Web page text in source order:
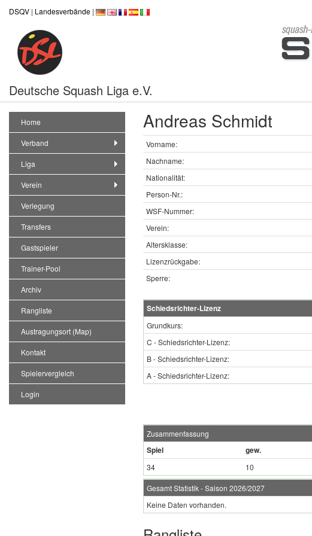
DSQV | Landesverbände |
Deutsche Squash Liga e.V.
Home
Verband
Liga
Verein
Verlegung
Transfers
Gastspieler
Trainer-Pool
Archiv
Rangliste
Austragungsort (Map)
Kontakt
Spielervergleich
Login
Andreas Schmidt
Vorname:
Nachname:
Nationalität:
Person-Nr.:
WSF-Nummer:
Verein:
Altersklasse:
Lizenzrückgabe:
Sperre:
Schiedsrichter-Lizenz
Grundkurs:
C - Schiedsrichter-Lizenz:
B - Schiedsrichter-Lizenz:
A - Schiedsrichter-Lizenz:
Zusammenfassung
Spiel gew.
34 10
Gesamt Statistik - Saison 2026/2027
Keine Daten vorhanden.